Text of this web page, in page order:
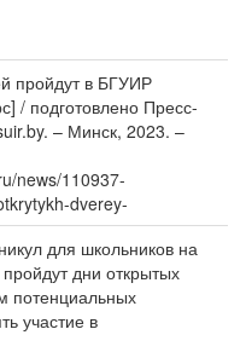
пройдут в БГУИР
/ подготовлено Пресс-
– Минск, 2023. –
news/110937-
dverey-
для школьников на
дни открытых
потенциальных
участие в